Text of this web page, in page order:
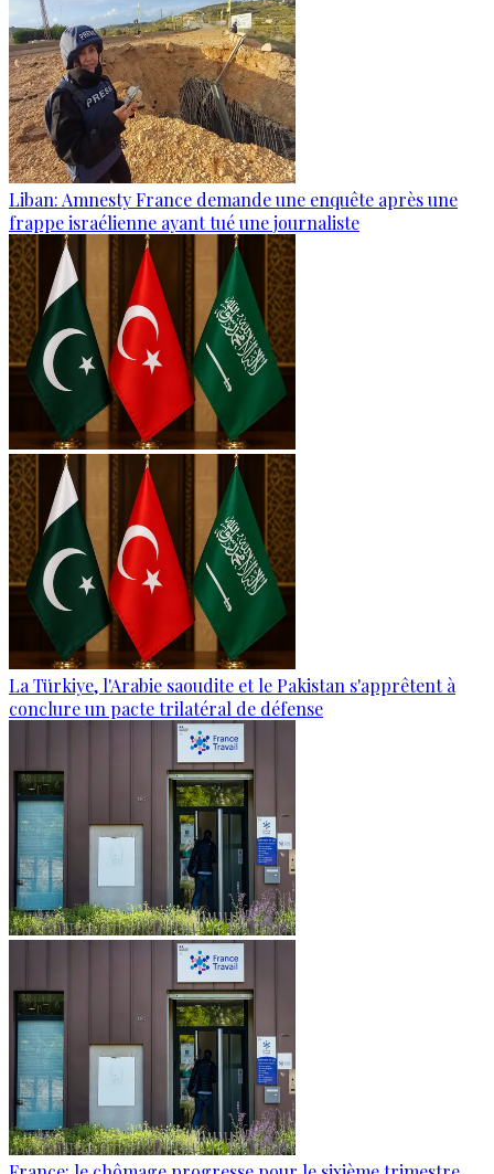
Liban: Amnesty France demande une enquête après une
frappe israélienne ayant tué une journaliste
La Türkiye, l'Arabie saoudite et le Pakistan s'apprêtent à
conclure un pacte trilatéral de défense